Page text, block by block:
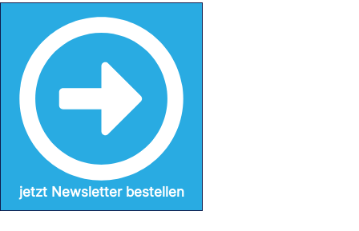
jetzt Newsletter bestellen